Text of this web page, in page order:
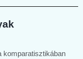
komparatisztikában